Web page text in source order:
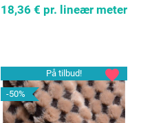
18,36 € pr. lineær meter
På tilbud!
-50%
favorite